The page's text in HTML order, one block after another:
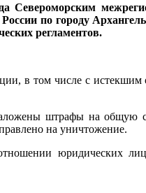
Североморским
по городу
регламентов.
в том числе с истекшим
штрафы на общую
на уничтожение.
юридических